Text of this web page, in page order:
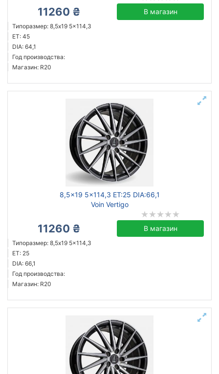
11260 ₴ В магазин
Типоразмер: 8,5x19 5x114,3
ET: 45
DIA: 64,1
Год производства:
Магазин: R20
8,5x19 5x114,3 ET:25 DIA:66,1
Voin Vertigo
11260 ₴ В магазин
Типоразмер: 8,5x19 5x114,3
ET: 25
DIA: 66,1
Год производства:
Магазин: R20